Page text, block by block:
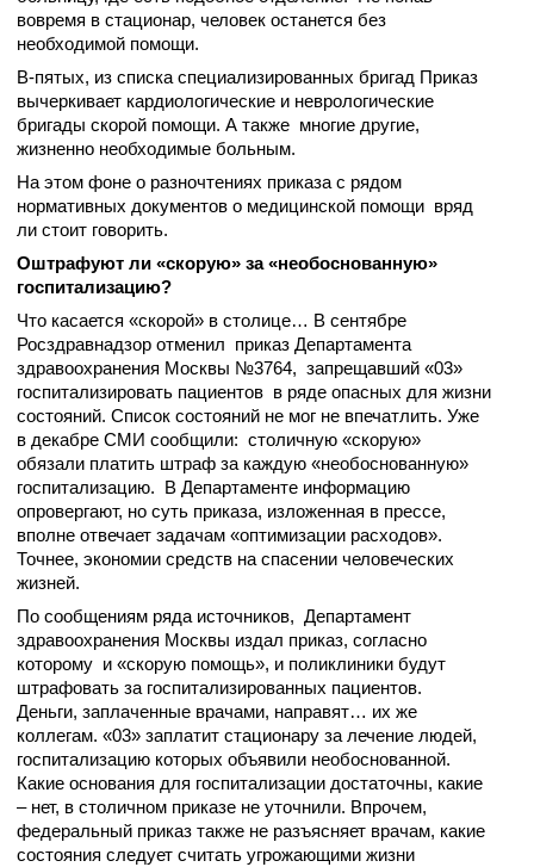
вовремя в стационар, человек останется без
необходимой помощи.
В-пятых, из списка специализированных бригад Приказ
вычеркивает кардиологические и неврологические
бригады скорой помощи. А также многие другие,
жизненно необходимые больным.
На этом фоне о разночтениях приказа с рядом
нормативных документов о медицинской помощи вряд
ли стоит говорить.
Оштрафуют ли «скорую» за «необоснованную»
госпитализацию?
Что касается «скорой» в столице… В сентябре
Росздравнадзор отменил приказ Департамента
здравоохранения Москвы №3764, запрещавший «03»
госпитализировать пациентов в ряде опасных для жизни
состояний. Список состояний не мог не впечатлить. Уже
в декабре СМИ сообщили: столичную «скорую»
обязали платить штраф за каждую «необоснованную»
госпитализацию. В Департаменте информацию
опровергают, но суть приказа, изложенная в прессе,
вполне отвечает задачам «оптимизации расходов».
Точнее, экономии средств на спасении человеческих
жизней.
По сообщениям ряда источников, Департамент
здравоохранения Москвы издал приказ, согласно
которому и «скорую помощь», и поликлиники будут
штрафовать за госпитализированных пациентов.
Деньги, заплаченные врачами, направят… их же
коллегам. «03» заплатит стационару за лечение людей,
госпитализацию которых объявили необоснованной.
Какие основания для госпитализации достаточны, какие
– нет, в столичном приказе не уточнили. Впрочем,
федеральный приказ также не разъясняет врачам, какие
состояния следует считать угрожающими жизни